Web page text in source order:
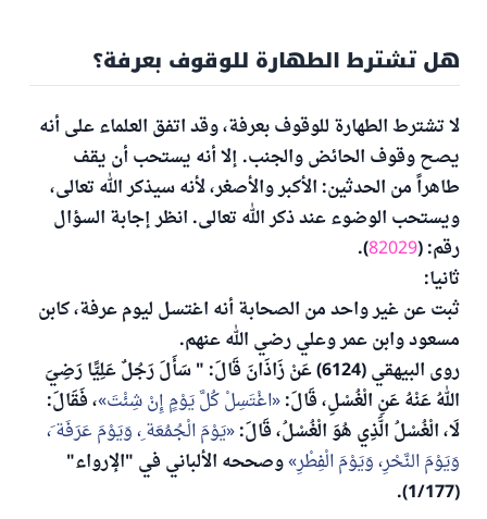
هل تشترط الطهارة للوقوف بعرفة؟
لا تشترط الطهارة للوقوف بعرفة، وقد اتفق العلماء على أنه
يصح وقوف الحائض والجنب. إلا أنه يستحب أن يقف
طاهراً من الحدثين: الأكبر والأصغر، لأنه سيذكر الله تعالى،
ويستحب الوضوء عند ذكر الله تعالى. انظر إجابة السؤال
رقم: (82029
).
ثانيا:
ثبت عن غير واحد من الصحابة أنه اغتسل ليوم عرفة، كابن
مسعود وابن عمر وعلي رضي الله عنهم.
روى البيهقي (6124) عَنْ زَاذَانَ قَالَ: " سَأَلَ رَجُلٌ عَلِيًّا رَضِيَ
اللهُ عَنْهُ عَنِ الْغُسْلِ، قَالَ: اغْتَسِلْ كُلَّ يَوْمٍ إِنْ شِئْتَ ، فَقَالَ:
لَا، الْغُسْلُ الَّذِي هُوَ الْغُسْلُ، قَالَ: يَوْمَ الْجُمُعَة ِ، وَيَوْمَ عَرَفَة َ،
وَيَوْمَ النَّحْرِ، وَيَوْمَ الْفِطْرِ وصححه الألباني في "الإرواء"
(1/177).